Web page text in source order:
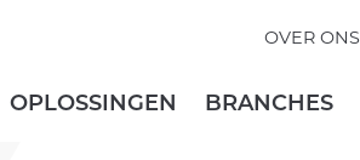
OPLOSSINGEN BRANCHES
OVER ONS